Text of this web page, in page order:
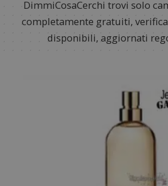
DimmiCosaCerchi trovi solo
completamente gratuiti,
disponibili, aggiornati